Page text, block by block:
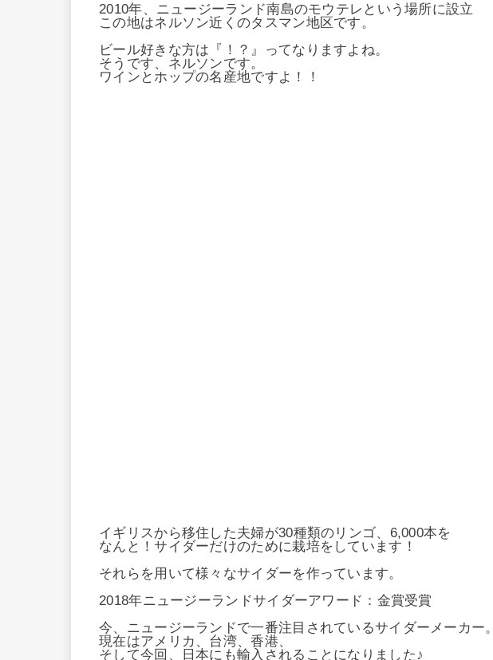
2010年、ニュージーランド南島のモウテレという場所に設立
この地はネルソン近くのタスマン地区です。
ビール好きな方は『！？』ってなりますよね。
そうです、ネルソンです。
ワインとホップの名産地ですよ！！
イギリスから移住した夫婦が30種類のリンゴ、6,000本を
なんと！サイダーだけのために栽培をしています！
それらを用いて様々なサイダーを作っています。
2018年ニュージーランドサイダーアワード：金賞受賞
今、ニュージーランドで一番注目されているサイダーメーカー。
現在はアメリカ、台湾、香港、
そして今回、日本にも輸入されることになりました♪